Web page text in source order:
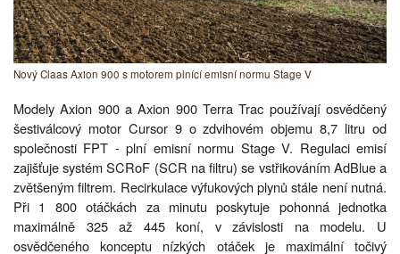
Nový Claas Axion 900 s motorem plnící emisní normu Stage V
Modely Axion 900 a Axion 900 Terra Trac používají osvědčený
šestiválcový motor Cursor 9 o zdvihovém objemu 8,7 litru od
společnosti FPT - plní emisní normu Stage V. Regulaci emisí
zajišťuje systém SCRoF (SCR na filtru) se vstřikováním AdBlue a
zvětšeným filtrem. Recirkulace výfukových plynů stále není nutná.
Při 1 800 otáčkách za minutu poskytuje pohonná jednotka
maximálně 325 až 445 koní, v závislosti na modelu. U
osvědčeného konceptu nízkých otáček je maximální točivý